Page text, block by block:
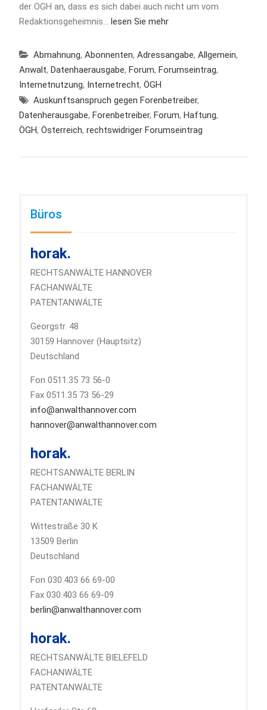
der OGH an, dass es sich dabei auch nicht um vom
Redaktionsgeheimnis… lesen Sie mehr
Abmahnung, Abonnenten, Adressangabe, Allgemein,
Anwalt, Datenhaerausgabe, Forum, Forumseintrag,
Internetnutzung, Internetrecht, ÖGH
Auskunftsanspruch gegen Forenbetreiber,
Datenherausgabe, Forenbetreiber, Forum, Haftung,
ÖGH, Österreich, rechtswidriger Forumseintrag
Büros
horak.
RECHTSANWÄLTE HANNOVER
FACHANWÄLTE
PATENTANWÄLTE
Georgstr. 48
30159 Hannover (Hauptsitz)
Deutschland
Fon 0511.35 73 56-0
Fax 0511.35 73 56-29
info@anwalthannover.com
hannover@anwalthannover.com
horak.
RECHTSANWÄLTE BERLIN
FACHANWÄLTE
PATENTANWÄLTE
Wittestraße 30 K
13509 Berlin
Deutschland
Fon 030.403 66 69-00
Fax 030.403 66 69-09
berlin@anwalthannover.com
horak.
RECHTSANWÄLTE BIELEFELD
FACHANWÄLTE
PATENTANWÄLTE